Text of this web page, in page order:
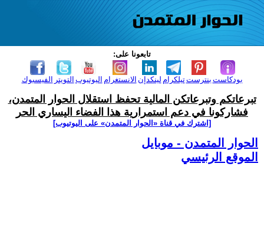
تابعونا على:
الفيسبوك التويتر اليوتيوب الانستغرام لينكدإن تيلكرامبنترست بودكاست
تبرعاتكم وتبرعاتكن المالية تحفظ استقلال الحوار المتمدن،
فشاركونا في دعم استمرارية هذا الفضاء اليساري الحر
[اشترك في قناة ‫«الحوار المتمدن» على اليوتيوب]
الحوار المتمدن - موبايل
الموقع الرئيسي